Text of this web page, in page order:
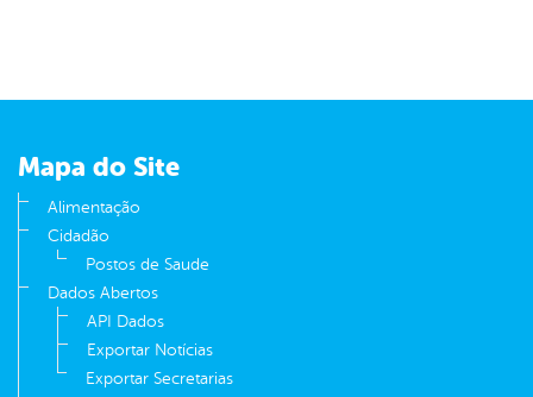
Mapa do Site
Alimentação
Cidadão
Postos de Saude
Dados Abertos
API Dados
Exportar Notícias
Exportar Secretarias